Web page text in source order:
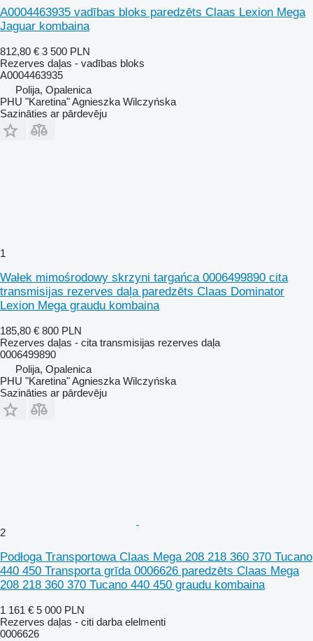
A0004463935 vadības bloks paredzēts Claas Lexion Mega
Jaguar kombaina
812,80 € 3 500 PLN
Rezerves daļas - vadības bloks
A0004463935
Polija, Opalenica
PHU "Karetina" Agnieszka Wilczyńska
Sazināties ar pārdevēju
1
Wałek mimośrodowy skrzyni targańca 0006499890 cita
transmisijas rezerves daļa paredzēts Claas Dominator
Lexion Mega graudu kombaina
185,80 € 800 PLN
Rezerves daļas - cita transmisijas rezerves daļa
0006499890
Polija, Opalenica
PHU "Karetina" Agnieszka Wilczyńska
Sazināties ar pārdevēju
2
Podłoga Transportowa Claas Mega 208 218 360 370 Tucano
440 450 Transporta grīda 0006626 paredzēts Claas Mega
208 218 360 370 Tucano 440 450 graudu kombaina
1 161 € 5 000 PLN
Rezerves daļas - citi darba elelmenti
0006626